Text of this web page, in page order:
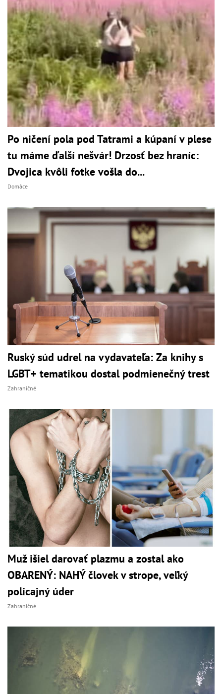
Po ničení pola pod Tatrami a kúpaní v plese
tu máme ďalší nešvár! Drzosť bez hraníc:
Dvojica kvôli fotke vošla do...
Domáce
Ruský súd udrel na vydavateľa: Za knihy s
LGBT+ tematikou dostal podmienečný trest
Zahraničné
Muž išiel darovať plazmu a zostal ako
OBARENÝ: NAHÝ človek v strope, veľký
policajný úder
Zahraničné